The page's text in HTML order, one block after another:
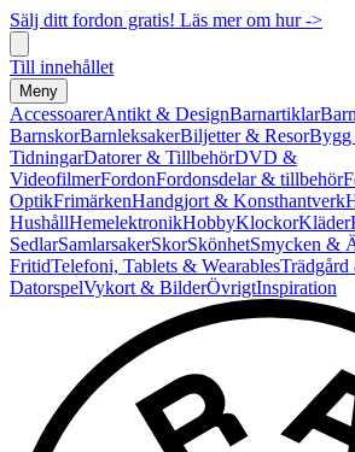
Sälj ditt fordon gratis! Läs mer om hur ->
Till innehållet
Meny
AccessoarerAntikt & DesignBarnartiklar
BarnskorBarnleksakerBiljetter & ResorBygg
TidningarDatorer & TillbehörDVD &
VideofilmerFordonFordonsdelar & tillbehör
OptikFrimärkenHandgjort & Konsthantverk
HushållHemelektronikHobbyKlockorKläder
SedlarSamlarsakerSkorSkönhetSmycken &
FritidTelefoni, Tablets & Wearables
DatorspelVykort & BilderÖvrigtInspiration